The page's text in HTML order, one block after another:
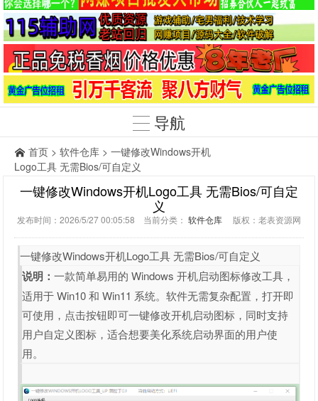
导航
首页 > 软件仓库 > 一键修改Windows开机
Logo工具 无需Bios/可自定义
一键修改Windows开机Logo工具 无需Bios/可自定
义
发布时间：2026/5/27 00:05:58 当前分类： 软件仓库 版权：老表资源网
一键修改Windows开机Logo工具 无需Bios/可自定义
说明：一款简单易用的 Windows 开机启动图标修改工具，
适用于 Win10 和 Win11 系统。软件无需复杂配置，打开即
可使用，点击按钮即可一键修改开机启动图标，同时支持
用户自定义图标，适合想要美化系统启动界面的用户使
用。